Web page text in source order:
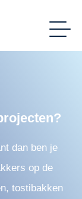
dan ben je
op de
tostibakken